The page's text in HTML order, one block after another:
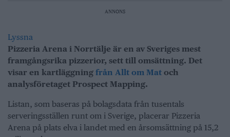
ANNONS
Lyssna
Pizzeria Arena i Norrtälje är en av Sveriges mest
framgångsrika pizzerior, sett till omsättning. Det
visar en kartläggning från Allt om Mat och
analysföretaget Prospect Mapping.
Listan, som baseras på bolagsdata från tusentals
serveringsställen runt om i Sverige, placerar Pizzeria
Arena på plats elva i landet med en årsomsättning på 15,2